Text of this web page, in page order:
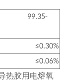
热胶用电熔氧